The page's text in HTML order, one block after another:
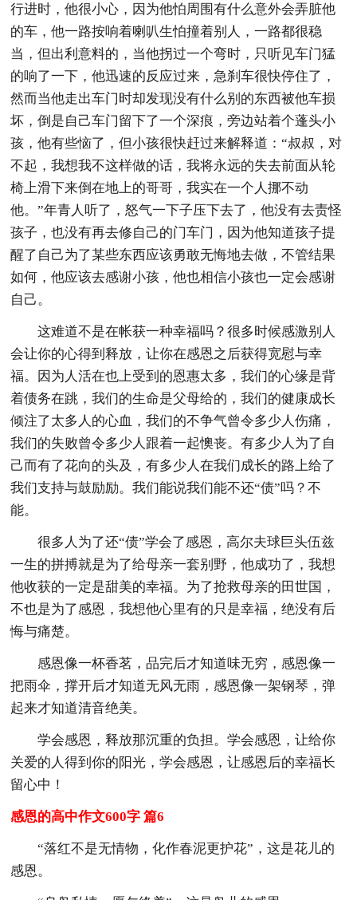
行进时，他很小心，因为他怕周围有什么意外会弄脏他
的车，他一路按响着喇叭生怕撞着别人，一路都很稳
当，但出利意料的，当他拐过一个弯时，只听见车门猛
的响了一下，他迅速的反应过来，急刹车很快停住了，
然而当他走出车门时却发现没有什么别的东西被他车损
坏，倒是自己车门留下了一个深痕，旁边站着个蓬头小
孩，他有些恼了，但小孩很快赶过来解释道：“叔叔，对
不起，我想我不这样做的话，我将永远的失去前面从轮
椅上滑下来倒在地上的哥哥，我实在一个人挪不动
他。”年青人听了，怒气一下子压下去了，他没有去责怪
孩子，也没有再去修自己的门车门，因为他知道孩子提
醒了自己为了某些东西应该勇敢无悔地去做，不管结果
如何，他应该去感谢小孩，他也相信小孩也一定会感谢
自己。
这难道不是在帐获一种幸福吗？很多时候感激别人
会让你的心得到释放，让你在感恩之后获得宽慰与幸
福。因为人活在也上受到的恩惠太多，我们的心缘是背
着债务在跳，我们的生命是父母给的，我们的健康成长
倾注了太多人的心血，我们的不争气曾令多少人伤痛，
我们的失败曾令多少人跟着一起懊丧。有多少人为了自
己而有了花向的头及，有多少人在我们成长的路上给了
我们支持与鼓励励。我们能说我们能不还“债”吗？不
能。
很多人为了还“债”学会了感恩，高尔夫球巨头伍兹
一生的拼搏就是为了给母亲一套别野，他成功了，我想
他收获的一定是甜美的幸福。为了抢救母亲的田世国，
不也是为了感恩，我想他心里有的只是幸福，绝没有后
悔与痛楚。
感恩像一杯香茗，品完后才知道味无穷，感恩像一
把雨伞，撑开后才知道无风无雨，感恩像一架钢琴，弹
起来才知道清音绝美。
学会感恩，释放那沉重的负担。学会感恩，让给你
关爱的人得到你的阳光，学会感恩，让感恩后的幸福长
留心中！
感恩的高中作文600字 篇6
“落红不是无情物，化作春泥更护花”，这是花儿的
感恩。